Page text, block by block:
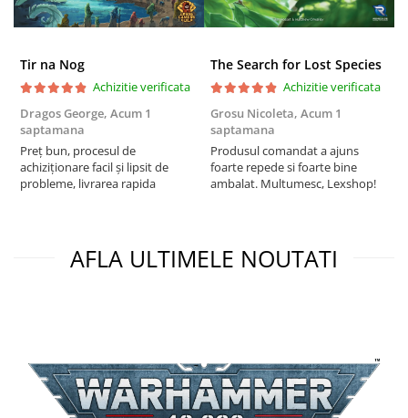
Tir na Nog
Achizitie verificata
Dragos George, Acum 1
saptamana
Preț bun, procesul de
achiziționare facil și lipsit de
probleme, livrarea rapida
The Search for Lost Species
Achizitie verificata
Grosu Nicoleta, Acum 1
saptamana
Produsul comandat a ajuns
foarte repede si foarte bine
ambalat. Multumesc, Lexshop!
AFLA ULTIMELE NOUTATI